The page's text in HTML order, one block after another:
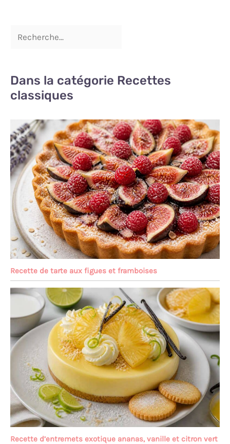
Dans la catégorie Recettes
classiques
Recette de tarte aux figues et framboises
Recette d’entremets exotique ananas, vanille et citron vert